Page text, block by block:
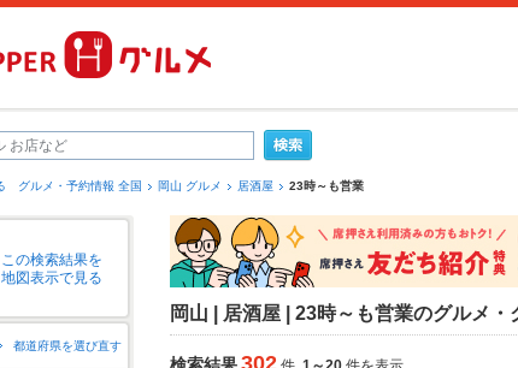
グルメ・予約情報 全国 岡山 グルメ 居酒屋 23時～も営業
この検索結果を
地図表示で見る
都道府県を選び直す
岡山 | 居酒屋 | 23時～も営業のグルメ・
302